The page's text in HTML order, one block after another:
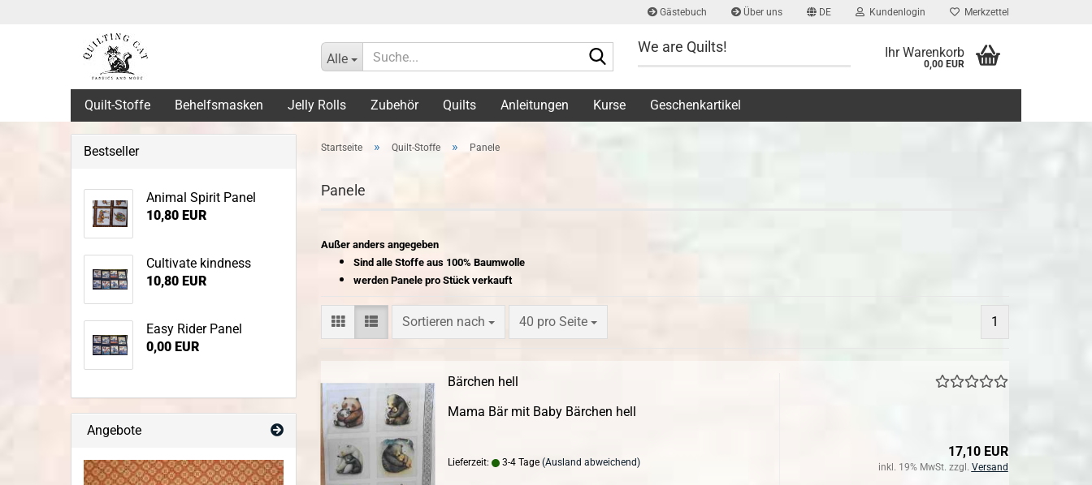
Gästebuch Über uns DE Kundenlogin Merkzettel
Alle
Suche...We are Quilts! Ihr Warenkorb
0,00 EUR
Quilt-Stoffe Behelfsmasken Jelly Rolls Zubehör Quilts Anleitungen Kurse Geschenkartikel
Startseite » Quilt-Stoffe » Panele
Panele
Außer anders angegeben
Sind alle Stoffe aus 100% Baumwolle
werden Panele pro Stück verkauft
Sortieren nach
Sortieren nach 40 pro Seite
pro Seite 1
Bärchen hell
Mama Bär mit Baby Bärchen hell
Lieferzeit: 3-4 Tage (Ausland abweichend)
17,10 EUR
inkl. 19% MwSt. zzgl. Versand
Bestseller
Animal Spirit Panel
10,80 EUR
Cultivate kindness
10,80 EUR
Easy Rider Panel
0,00 EUR
Angebote